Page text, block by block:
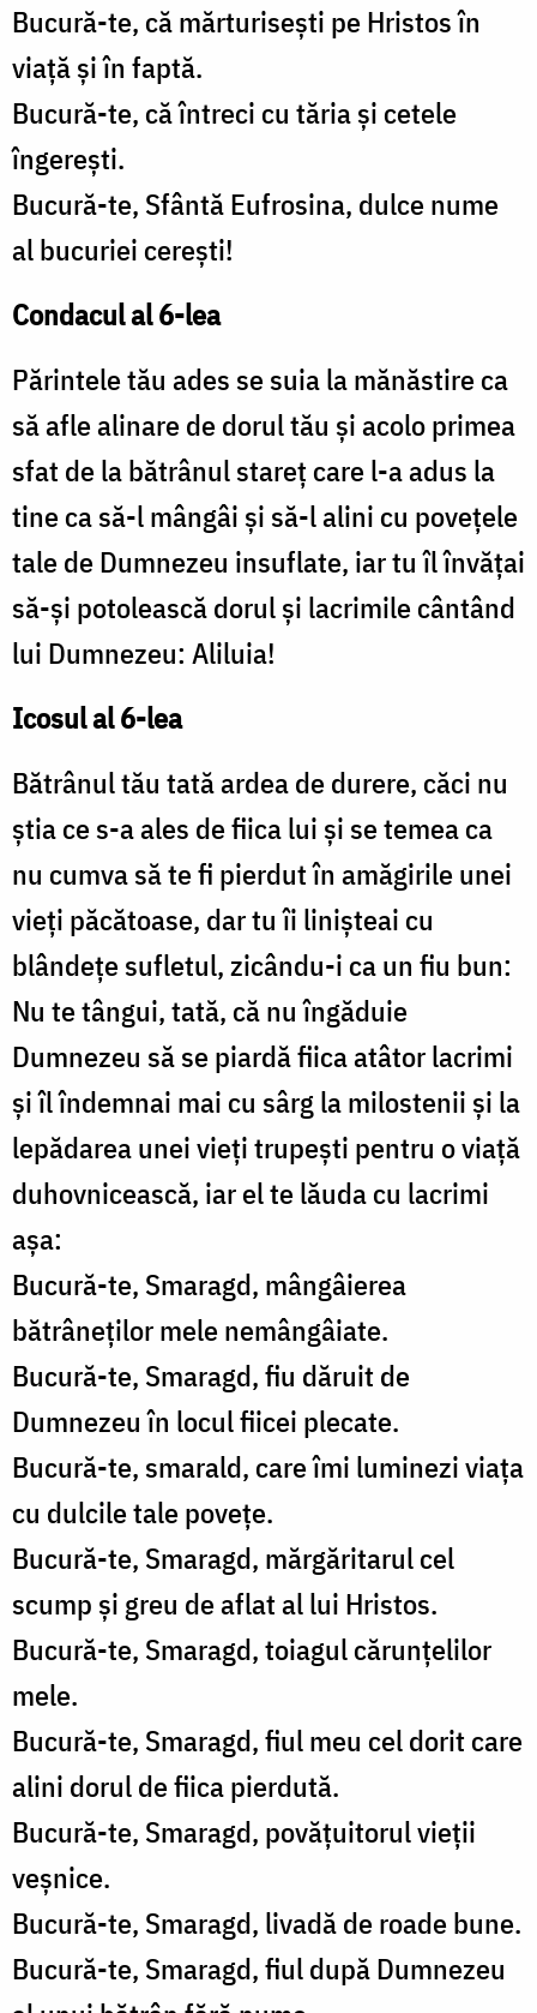
Bucură-te, că mărturisești pe Hristos în
viață și în faptă.
Bucură-te, că întreci cu tăria și cetele
îngerești.
Bucură-te, Sfântă Eufrosina, dulce nume
al bucuriei cerești!
Condacul al 6-lea
Părintele tău ades se suia la mănăstire ca
să afle alinare de dorul tău și acolo primea
sfat de la bătrânul stareț care l-a adus la
tine ca să-l mângâi și să-l alini cu povețele
tale de Dumnezeu insuflate, iar tu îl învățai
să-și potolească dorul și lacrimile cântând
lui Dumnezeu: Aliluia!
Icosul al 6-lea
Bătrânul tău tată ardea de durere, căci nu
știa ce s-a ales de fiica lui și se temea ca
nu cumva să te fi pierdut în amăgirile unei
vieți păcătoase, dar tu îi linișteai cu
blândețe sufletul, zicându-i ca un fiu bun:
Nu te tângui, tată, că nu îngăduie
Dumnezeu să se piardă fiica atâtor lacrimi
și îl îndemnai mai cu sârg la milostenii și la
lepădarea unei vieți trupești pentru o viață
duhovnicească, iar el te lăuda cu lacrimi
așa:
Bucură-te, Smaragd, mângâierea
bătrâneților mele nemângâiate.
Bucură-te, Smaragd, fiu dăruit de
Dumnezeu în locul fiicei plecate.
Bucură-te, smarald, care îmi luminezi viața
cu dulcile tale povețe.
Bucură-te, Smaragd, mărgăritarul cel
scump și greu de aflat al lui Hristos.
Bucură-te, Smaragd, toiagulcărunțelilor
mele.
Bucură-te, Smaragd, fiul meu cel dorit care
alini dorul de fiica pierdută.
Bucură-te, Smaragd, povățuitorul vieții
veșnice.
Bucură-te, Smaragd, livadă de roade bune.
Bucură-te, Smaragd, fiul după Dumnezeu